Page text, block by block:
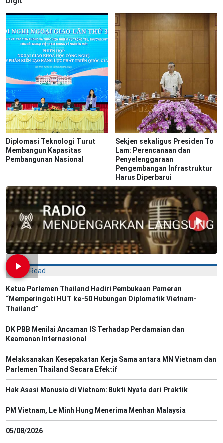
Diplomasi Teknologi Turut
Membangun Kapasitas
Pembangunan Nasional
Sekjen sekaligus Presiden To
Lam: Perencanaan dan
Penyelenggaraan
Pengembangan Infrastruktur
Harus Diperbarui
Most Read
Ketua Parlemen Thailand Hadiri Pembukaan Pameran
“Memperingati HUT ke-50 Hubungan Diplomatik Vietnam-
Thailand”
DK PBB Menilai Ancaman IS Terhadap Perdamaian dan
Keamanan Internasional
Melaksanakan Kesepakatan Kerja Sama antara MN Vietnam dan
Parlemen Thailand Secara Efektif
Hak Asasi Manusia di Vietnam: Bukti Nyata dari Praktik
PM Vietnam, Le Minh Hung Menerima Menhan Malaysia
05/08/2026